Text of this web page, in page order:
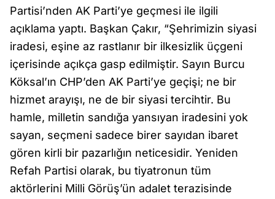
Partisi’nden AK Parti’ye geçmesi ile ilgili
açıklama yaptı. Başkan Çakır, “Şehrimizin siyasi
iradesi, eşine az rastlanır bir ilkesizlik üçgeni
içerisinde açıkça gasp edilmiştir. Sayın Burcu
Köksal’ın CHP’den AK Parti’ye geçişi; ne bir
hizmet arayışı, ne de bir siyasi tercihtir. Bu
hamle, milletin sandığa yansıyan iradesini yok
sayan, seçmeni sadece birer sayıdan ibaret
gören kirli bir pazarlığın neticesidir. Yeniden
Refah Partisi olarak, bu tiyatronun tüm
aktörlerini Milli Görüş’ün adalet terazisinde